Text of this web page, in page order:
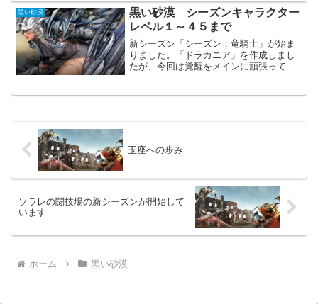
合取引所に登録できません最後の６個目
が揃い...
黒い砂漠
黒い砂漠 シーズンキャラクター
レベル１～４５まで
新シーズン「シーズン：竜騎士」が始ま
りました。「ドラカニア」を作成しまし
たが、今回は覚醒をメインに頑張ってい
玉座への歩み
ソラレの闘技場の新シーズンが開始して
います
ホーム 黒い砂漠